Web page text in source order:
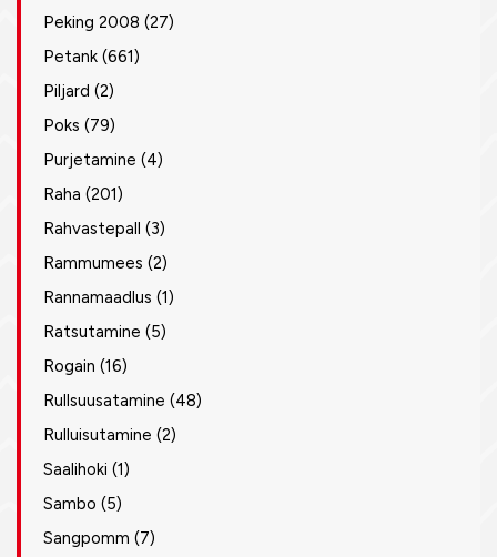
Peking 2008 (27)
Petank (661)
Piljard (2)
Poks (79)
Purjetamine (4)
Raha (201)
Rahvastepall (3)
Rammumees (2)
Rannamaadlus (1)
Ratsutamine (5)
Rogain (16)
Rullsuusatamine (48)
Rulluisutamine (2)
Saalihoki (1)
Sambo (5)
Sangpomm (7)